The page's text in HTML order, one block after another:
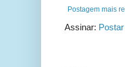
Postagem mais
Assinar: